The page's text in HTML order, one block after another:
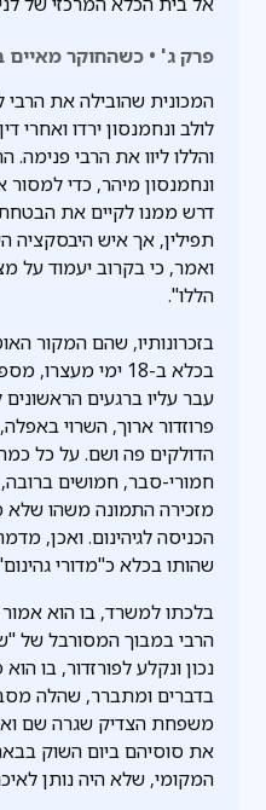
פרק ג' • כשהחוקר מאיים
המכונית שהובילה את
לולב ונחמנסון ירדו ואחרי
והללו ליוו את הרבי פנימה.
ונחמנסון מיהר, כדי
דרש ממנו לקיים את
תפילין, אך איש היבסקציה
ואמר, כי בקרוב יעמוד על
הללו".
בזכרונותיו, שהם המקור
בכלא ב-18 ימי
עבר עליו ברגעים
פרוזדור ארוך, השרוי
הדולקים פה ושם. על כל
חמורי-סבר, חמושים ברובה,
מזכירה התמונה משהו שלא
הכניסה לגיהינום. ואכן,
שהותו בכלא כ"מדורי
בלכתו למשרד, בו הוא
הרבי במבוך המסורבל של
נכון ונקלע לפורזדור, בו
בדברים ומתברר, שהלה
משפחת הצדיק שגרה שם
את סוסיהם ביום השוק
המקומי, שלא היה נותן